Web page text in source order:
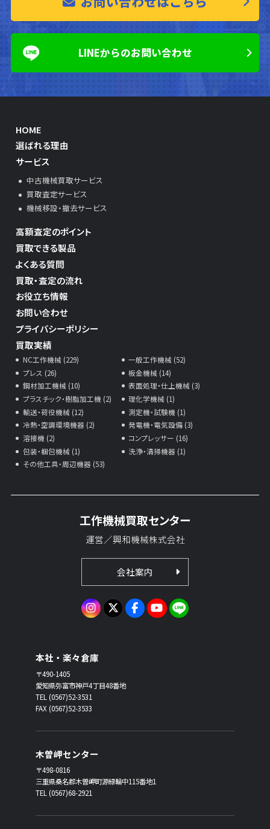
LINEからのお問い合わせ
HOME
選ばれる理由
サービス
中古機械買取サービス
買取査定サービス
機械移設・撤去サービス
高額査定のポイント
買取できる製品
よくある質問
買取・査定の流れ
お役立ち情報
お問い合わせ
プライバシーポリシー
買取実績
NC工作機械 (229)
一般工作機械 (52)
プレス (26)
板金機械 (14)
鋼材加工機械 (10)
表面処理・仕上機械 (3)
プラスチック・樹脂加工機 (2)
理化学機械 (1)
輸送・荷役機械 (12)
測定機・試験機 (1)
冷熱・空調環境機器 (2)
発電機・電気設備 (3)
溶接機 (2)
コンプレッサー (16)
包装・梱包機械 (1)
洗浄・清掃機器 (1)
その他工具・周辺機器 (53)
工作機械買取センター
運営／興和機械株式会社
会社案内
本社・楽々倉庫
〒490-1405
愛知県弥富市神戸4丁目48番地
TEL (0567)52-3531
FAX (0567)52-3533
木曽岬センター
〒498-0816
三重県桑名郡木曽岬町源緑輪中115番地1
TEL (0567)68-2921